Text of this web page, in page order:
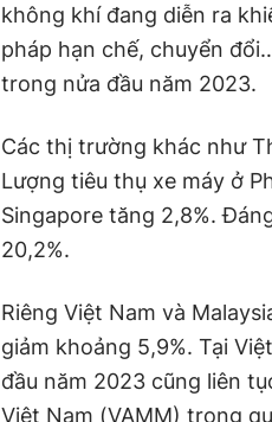
không khí đang diễn ra
pháp hạn chế, chuyển
trong nửa đầu năm 2023.
Các thị trường khác như
Lượng tiêu thụ xe máy ở
Singapore tăng 2,8%.
20,2%.
Riêng Việt Nam và
giảm khoảng 5,9%. Tại
đầu năm 2023 cũng liên
Việt Nam (VAMM) trong